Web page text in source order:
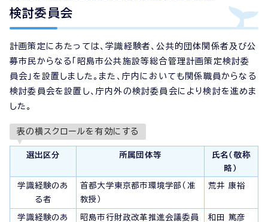
検討委員会
計画策定にあたっては、学識経験者、公共的団体関係者及び公
募市民からなる「昭島市公共施設等総合管理計画策定検討委
員会」を設置しました。また、庁内においても関係職員からなる
検討委員会を設置し、庁内外の検討委員会により検討を進めま
した。
表の横スクロールを有効にする
選出区分 所属団体等
氏名（敬称
略）
学識経験のあ
る者
首都大学東京都市環境学部（准
教授）
荒井 康裕
学識経験のあ
昭島市行財政改革推進会議委員 和田 篤彦